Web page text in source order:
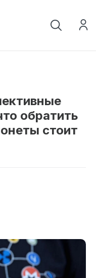
обратить
стоит